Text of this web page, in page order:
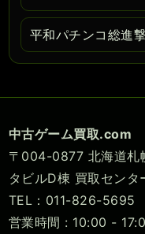
平和パチンコ総進
中古ゲーム買取.com
〒004-0877 北海道札
タビルD棟 買取センタ
TEL：011-826-5695
営業時間 : 10:00 -